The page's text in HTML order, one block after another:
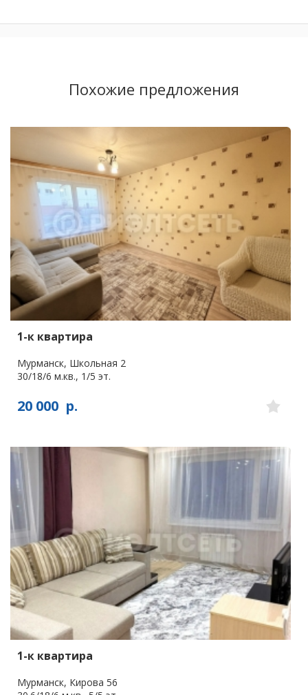
Похожие предложения
1-к квартира
Мурманск, Школьная 2
30/18/6 м.кв., 1/5 эт.
20 000 р.
1-к квартира
Мурманск, Кирова 56